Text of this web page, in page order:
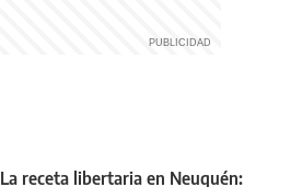
La receta libertaria en Neuquén: